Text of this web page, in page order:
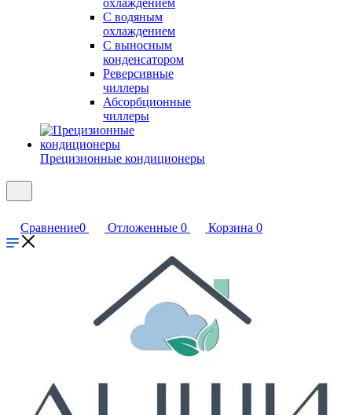
охлаждением
С водяным
охлаждением
С выносным
конденсатором
Реверсивные
чиллеры
Абсорбционные
чиллеры
Прецизионные кондиционеры
Сравнение0 Отложенные 0 Корзина 0